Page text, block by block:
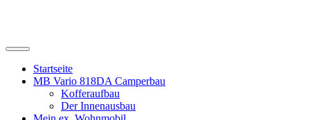
Suchfeld
ein-/ausblenden
Startseite
MB Vario 818DA Camperbau
Kofferaufbau
Der Innenausbau